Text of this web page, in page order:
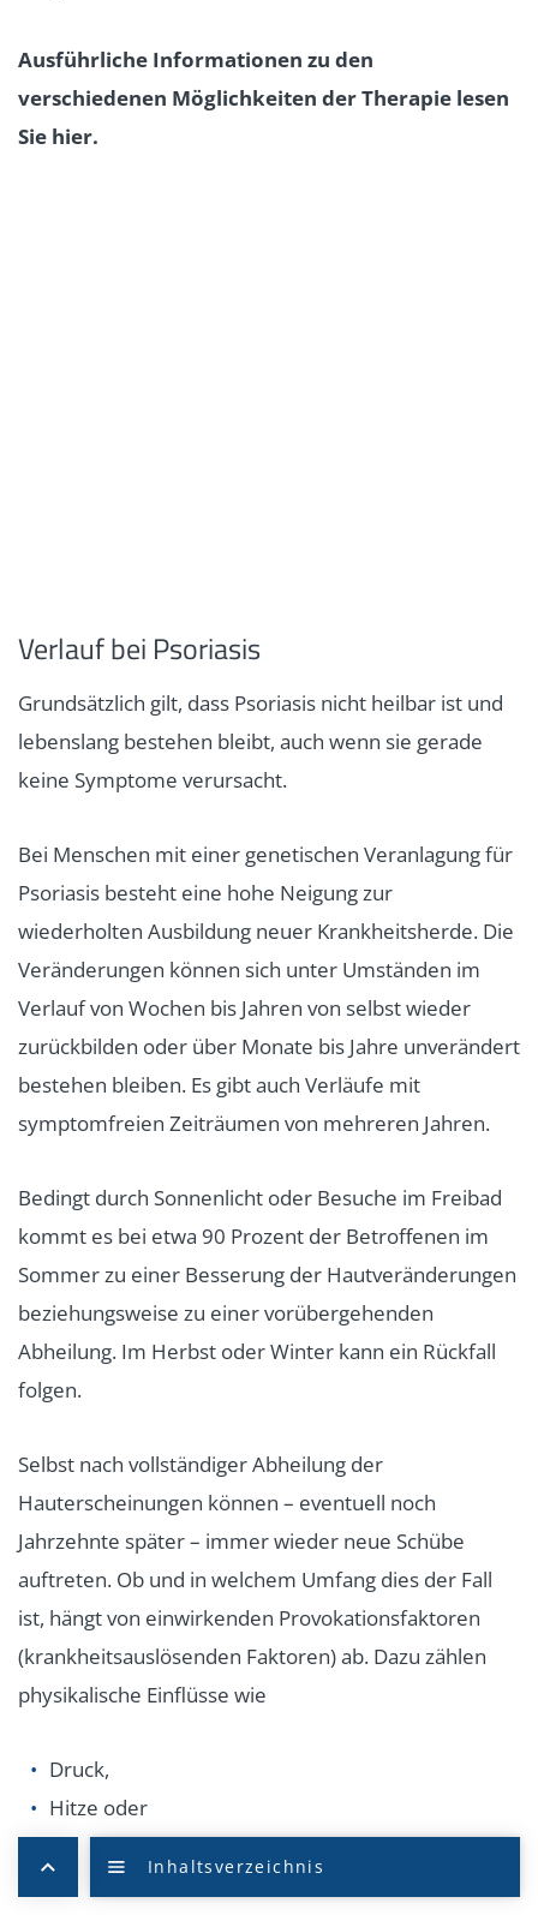
Ausführliche Informationen zu den
verschiedenen Möglichkeiten der Therapie lesen
Sie hier.
Verlauf bei Psoriasis
Grundsätzlich gilt, dass Psoriasis nicht heilbar ist und
lebenslang bestehen bleibt, auch wenn sie gerade
keine Symptome verursacht.
Bei Menschen mit einer genetischen Veranlagung für
Psoriasis besteht eine hohe Neigung zur
wiederholten Ausbildung neuer Krankheitsherde. Die
Veränderungen können sich unter Umständen im
Verlauf von Wochen bis Jahren von selbst wieder
zurückbilden oder über Monate bis Jahre unverändert
bestehen bleiben. Es gibt auch Verläufe mit
symptomfreien Zeiträumen von mehreren Jahren.
Bedingt durch Sonnenlicht oder Besuche im Freibad
kommt es bei etwa 90 Prozent der Betroffenen im
Sommer zu einer Besserung der Hautveränderungen
beziehungsweise zu einer vorübergehenden
Abheilung. Im Herbst oder Winter kann ein Rückfall
folgen.
Selbst nach vollständiger Abheilung der
Hauterscheinungen können – eventuell noch
Jahrzehnte später – immer wieder neue Schübe
auftreten. Ob und in welchem Umfang dies der Fall
ist, hängt von einwirkenden Provokationsfaktoren
(krankheitsauslösenden Faktoren) ab. Dazu zählen
physikalische Einflüsse wie
Druck,
Hitze oder
Kontakt mit chemischen Substanzen wie Säuren